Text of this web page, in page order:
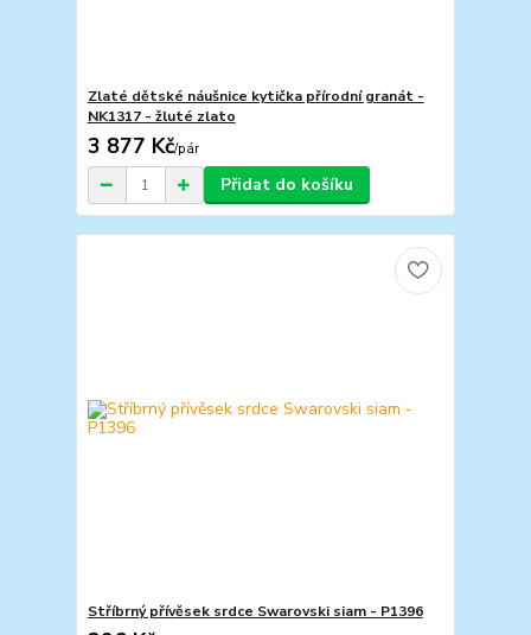
Zlaté dětské náušnice kytička přírodní granát -
NK1317 - žluté zlato
3 877 Kč/pár
Přidat do košíku
Stříbrný přívěsek srdce Swarovski siam - P1396